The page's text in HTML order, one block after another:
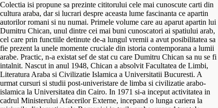
Colectia isi propune sa prezinte cititorului cele mai cunoscute carti din
cultura araba, dar si lucrari despre aceasta lume fascinanta ce apartin
autorilor romani si nu numai. Primele volume care au aparut apartin lui
Dumitru Chican, unul dintre cei mai buni cunoscatori ai spatiului arab,
cel care prin functiile detinute de-a lungul vremii a avut posibilitatea sa
fie prezent la unele momente cruciale din istoria contemporana a lumii
arabe. Practic, n-a existat sef de stat cu care Dumitru Chican sa nu se fi
intalnit. Nascut in anul 1948, Chican a absolvit Facultatea de Limbi,
Literatura Araba si Civilizatie Islamica a Universitatii Bucuresti. A
urmat cursuri si studii post-univeristare de limba si civilizatie arabo-
islamica la Universitatea din Cairo. In 1971 si-a inceput activitatea in
cadrul Ministerului Afacerilor Externe, incepand o lunga cariera la